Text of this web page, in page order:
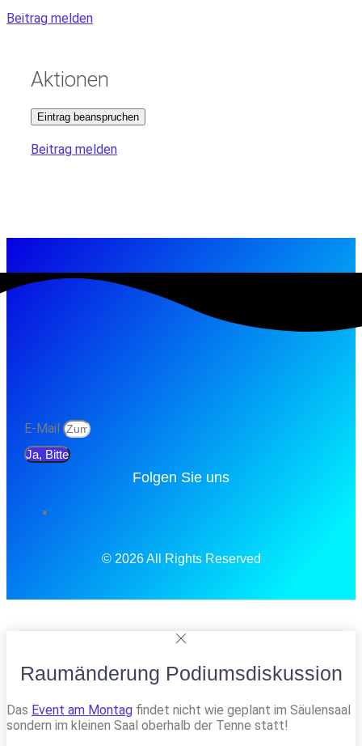
Beitrag melden
Aktionen
Eintrag beanspruchen
Beitrag melden
E-Mail
Ja, Bitte
Folgen Sie uns
© 2026 All Rights Reserved
Raumänderung Podiumsdiskussion
Das Event am Montag findet nicht wie geplant im Säulensaal
sondern im kleinen Saal oberhalb der Tenne statt!